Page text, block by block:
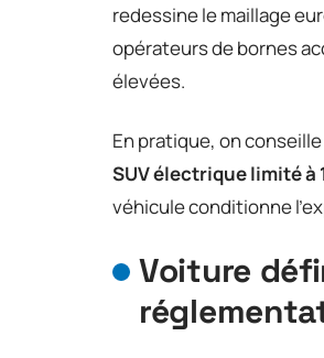
redessine le maillage
opérateurs de bornes
élevées.
En pratique, on
SUV électrique limité à
véhicule conditionne
Voiture